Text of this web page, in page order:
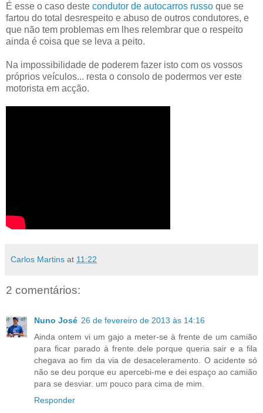
É esse o caso deste condutor de autocarros russo que se
fartou do total desrespeito e abuso de outros condutores, e
que não tem problemas em lhes relembrar que o respeito
ainda é coisa que se leva a peito.
Na impossibilidade de poderem fazer isto com os vossos
próprios veículos... resta o consolo de podermos ver este
motorista em acção.
Carlos Martins at 11:22
2 comentários:
Nuno José 26 de fevereiro de 2013 às 14:16
Ainda ontem vi um gajo a meter-se à frente de um camião
para ficar parado à frente dele porque queria sair e a fila
chegava ao fim da via de desaceleramento. O acidente só
não se deu porque eu apercebi-me e dei espaço ao camião
para se desviar. um pouco para cima de mim.
Responder